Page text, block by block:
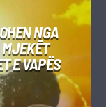
NGA
E VAPËS